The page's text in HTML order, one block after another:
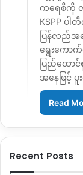
ကရေစီကို
KSPP ပ
ပြန်လည်
ရွေးကော
ပြည်ထော
အနေဖြင့်
Read
Recent Posts